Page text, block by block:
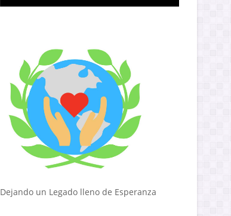
Dejando un Legado lleno de Esperanza